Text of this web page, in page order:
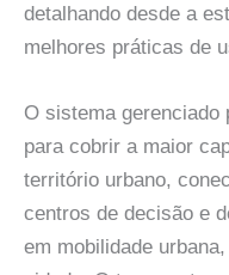
detalhando desde a
melhores práticas de
O sistema gerenciado
para cobrir a maior
território urbano,
centros de decisão e
em mobilidade